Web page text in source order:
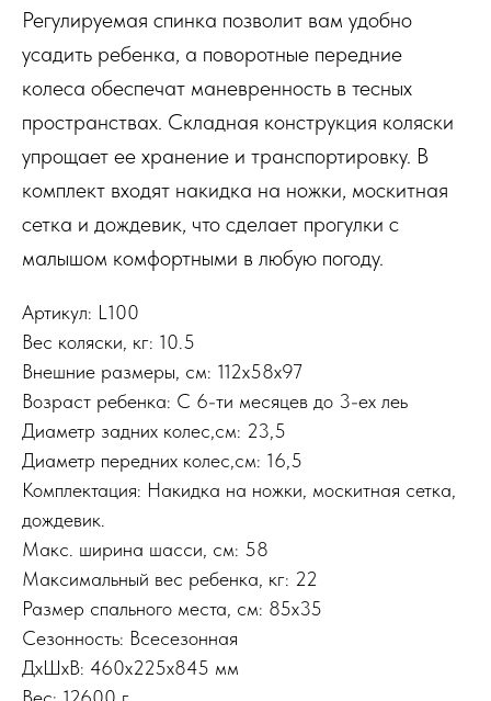
Регулируемая спинка позволит вам удобно
усадить ребенка, а поворотные передние
колеса обеспечат маневренность в тесных
пространствах. Складная конструкция коляски
упрощает ее хранение и транспортировку. В
комплект входят накидка на ножки, москитная
сетка и дождевик, что сделает прогулки с
малышом комфортными в любую погоду.
Артикул: L100
Вес коляски, кг: 10.5
Внешние размеры, см: 112х58х97
Возраст ребенка: С 6-ти месяцев до 3-ех леь
Диаметр задних колес,см: 23,5
Диаметр передних колес,см: 16,5
Комплектация: Накидка на ножки, москитная сетка,
дождевик.
Макс. ширина шасси, см: 58
Максимальный вес ребенка, кг: 22
Размер спального места, см: 85х35
Сезонность: Всесезонная
ДxШxВ: 460x225x845 мм